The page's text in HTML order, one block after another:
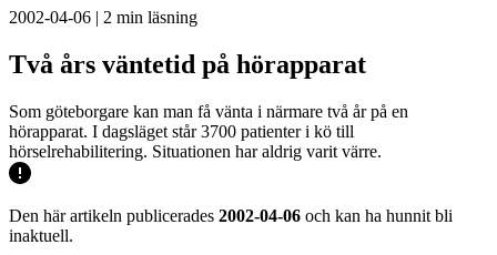
2002-04-06 | 2 min läsning
Två års väntetid på hörapparat
Som göteborgare kan man få vänta i närmare två år på en
hörapparat. I dagsläget står 3700 patienter i kö till
hörselrehabilitering. Situationen har aldrig varit värre.
Den här artikeln publicerades 2002-04-06 och kan ha hunnit bli
inaktuell.